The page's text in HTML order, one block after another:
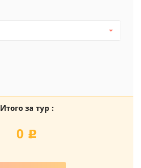
Итого за тур :
0 j